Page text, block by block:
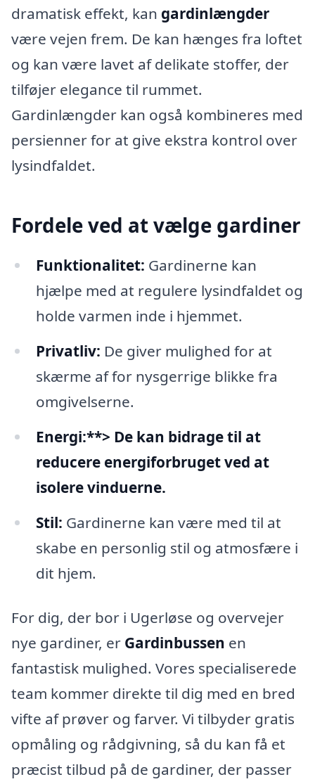
dramatisk effekt, kan gardinlængder
være vejen frem. De kan hænges fra loftet
og kan være lavet af delikate stoffer, der
tilføjer elegance til rummet.
Gardinlængder kan også kombineres med
persienner for at give ekstra kontrol over
lysindfaldet.
Fordele ved at vælge gardiner
Funktionalitet: Gardinerne kan
hjælpe med at regulere lysindfaldet og
holde varmen inde i hjemmet.
Privatliv: De giver mulighed for at
skærme af for nysgerrige blikke fra
omgivelserne.
Energi:**> De kan bidrage til at
reducere energiforbruget ved at
isolere vinduerne.
Stil: Gardinerne kan være med til at
skabe en personlig stil og atmosfære i
dit hjem.
For dig, der bor i Ugerløse og overvejer
nye gardiner, er Gardinbussen en
fantastisk mulighed. Vores specialiserede
team kommer direkte til dig med en bred
vifte af prøver og farver. Vi tilbyder gratis
opmåling og rådgivning, så du kan få et
præcist tilbud på de gardiner, der passer